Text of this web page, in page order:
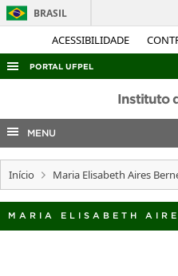
ACESSIBILIDADE
BRASIL
PORTAL UFPEL
ACESSO À INFORMAÇÃO
AUDITORIA
COBALTO
CONCURSOS
EDITAIS
INTERNACIONAL
Instituto
MENU
Início Maria Elisabeth Aires
MARIA ELISABETH